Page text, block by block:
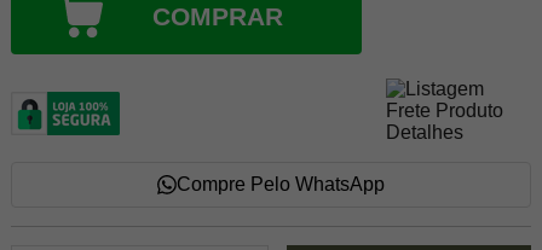
COMPRAR
Compre Pelo WhatsApp